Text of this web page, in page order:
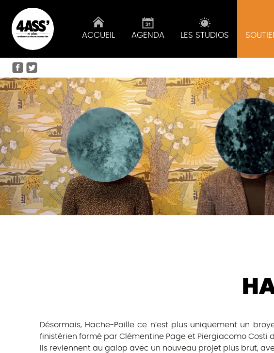
ACCUEIL AGENDA LES STUDIOS
Désormais, Hache-Paille ce n’est plus uniquement un
finistérien formé par Clémentine Page et Piergiacomo Costi
Ils reviennent au galop avec un nouveau projet plus brut,